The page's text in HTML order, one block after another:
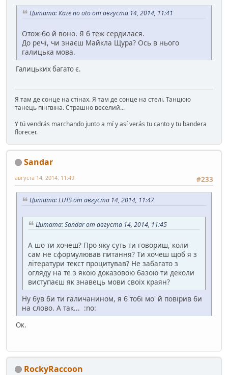
Цитата: Kaze no oto от августа 14, 2014, 11:41
Отож-бо й воно. Я б теж сердилася.
До речі, чи знаєш Майкла Щура? Ось в нього
галицька мова.
Галицьких багато є.
Я там де сонце на стінах. Я там де сонце на стелі. Танцюю
танець пінгвіна. Страшно веселий...
Y tú vendrás marchando junto a mí y así verás tu canto y tu bandera
florecer.
Sandar
#233
августа 14, 2014, 11:49
Цитата: LUTS от августа 14, 2014, 11:47
Цитата: Sandar от августа 14, 2014, 11:45
А шо ти хочеш? Про яку суть ти говориш, коли
сам не сформулював питання? Ти хочеш щоб я з
лїтератури текст процитував? Не забагато з
огляду на те з якою доказовою базою ти деколи
виступаєш як знавець мови своіх краян?
Ну був би ти галичанином, я б тобі мо' й повірив би
на слово. А так... :no:
Ок.
RockyRaccoon